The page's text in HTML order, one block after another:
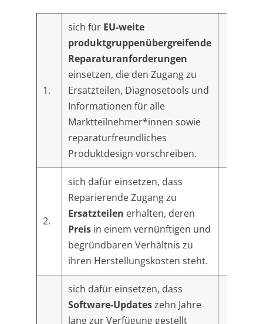
1.
sich für EU-weite
produktgruppenübergreifende
Reparaturanforderungen
einsetzen, die den Zugang zu
Ersatzteilen, Diagnosetools und
Informationen für alle
Marktteilnehmer*innen sowie
reparaturfreundliches
Produktdesign vorschreiben.
2.
sich dafür einsetzen, dass
Reparierende Zugang zu
Ersatzteilen erhalten, deren
Preisin einem vernünftigen und
begründbaren Verhältnis zu
ihren Herstellungskosten steht.
sich dafür einsetzen, dass
Software-Updateszehn Jahre
lang zur Verfügung gestellt